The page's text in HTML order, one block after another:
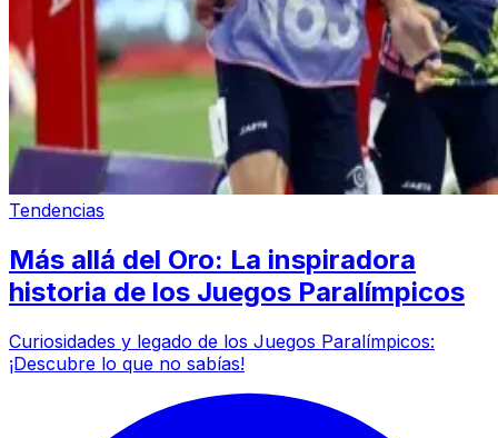
Tendencias
Más allá del Oro: La inspiradora
historia de los Juegos Paralímpicos
Curiosidades y legado de los Juegos Paralímpicos:
¡Descubre lo que no sabías!